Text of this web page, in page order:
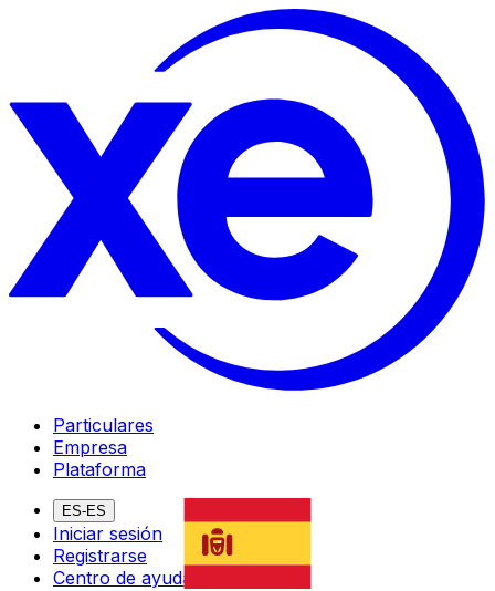
Particulares
Empresa
Plataforma
ES-ES
Iniciar sesión
Registrarse
Centro de ayuda